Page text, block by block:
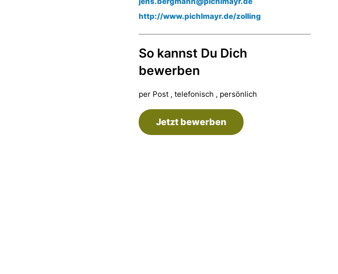
http://www.pichlmayr.de/zolling
So kannst Du Dich
bewerben
per Post , telefonisch , persönlich
Jetzt bewerben